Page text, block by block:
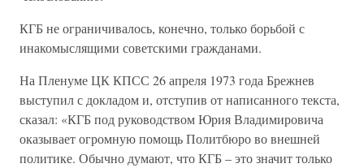
КГБ не ограничивалось, конечно, только борьбой с
инакомыслящими советскими гражданами.
На Пленуме ЦК КПСС 26 апреля 1973 года Брежнев
выступил с докладом и, отступив от написанного текста,
сказал: «КГБ под руководством Юрия Владимировича
оказывает огромную помощь Политбюро во внешней
политике. Обычно думают, что КГБ – это значит только